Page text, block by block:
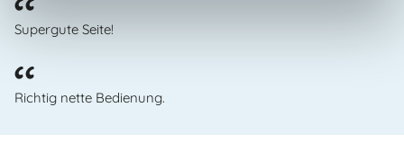
Supergute Seite!
Richtig nette Bedienung.